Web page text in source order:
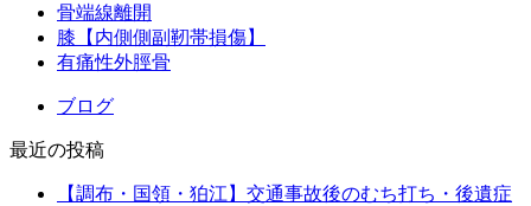
骨端線離開
膝【内側側副靭帯損傷】
有痛性外脛骨
ブログ
最近の投稿
【調布・国領・狛江】交通事故後のむち打ち・後遺症